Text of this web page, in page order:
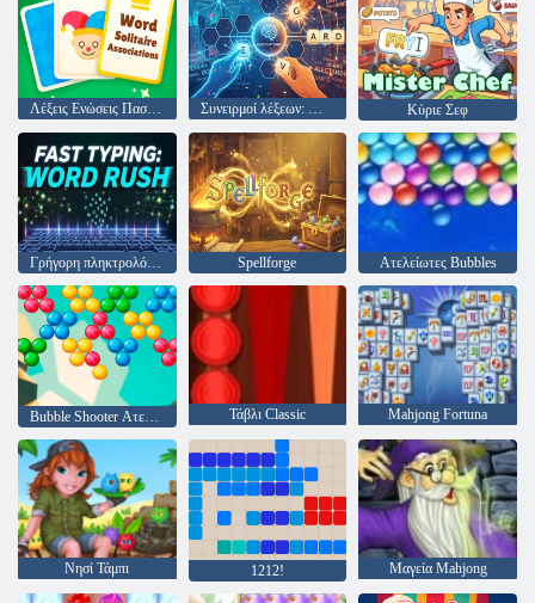
Λέξεις Ενώσεις Πασιέντζα Συνειρμοί λέξεων: Μπορείτε να μαντέψετε; Κύριε Σεφ
Γρήγορη πληκτρολόγηση: Word Rush Spellforge Ατελείωτες Bubbles
Τάβλι Classic Mahjong Fortuna
Νησί Τάμπι 1212! Μαγεία Mahjong